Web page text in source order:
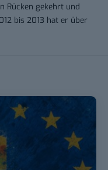
Rücken gekehrt und
bis 2013 hat er über